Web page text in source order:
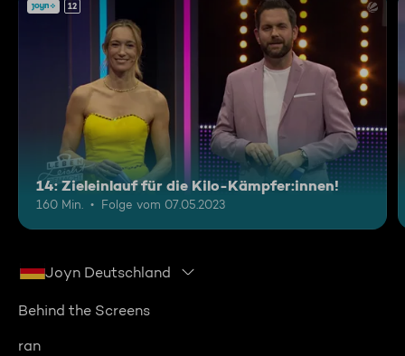
12
14: Zieleinlauf für die Kilo-Kämpfer:innen!
160 Min. Folge vom 07.05.2023
Joyn Deutschland
Behind the Screens
ran